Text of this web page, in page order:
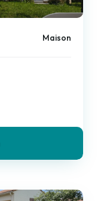
Maison